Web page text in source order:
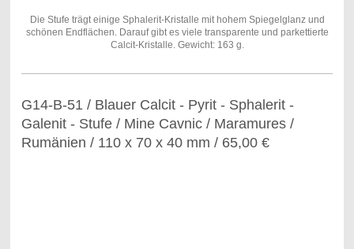
Die Stufe trägt einige Sphalerit-Kristalle mit hohem Spiegelglanz und
schönen Endflächen. Darauf gibt es viele transparente und parkettierte
Calcit-Kristalle. Gewicht: 163 g.
G14-B-51 / Blauer Calcit - Pyrit - Sphalerit -
Galenit - Stufe / Mine Cavnic / Maramures /
Rumänien / 110 x 70 x 40 mm / 65,00 €